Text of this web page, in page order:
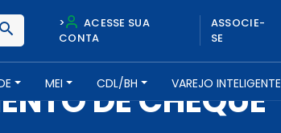
>
ACESSE SUA
CONTA
ASSOCIE-
SE
MEI CDL/BH VAREJO INTELIGENTE
2013
DE CHEQUE